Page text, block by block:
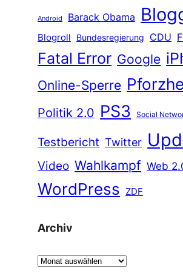
Android Barack Obama
Blogroll Bundesregierung CDU
Fatal Error Google
Online-Sperre
Politik 2.0 PS3 Social
Testbericht Twitter
Video Wahlkampf Web
WordPress ZDF
Archiv
A